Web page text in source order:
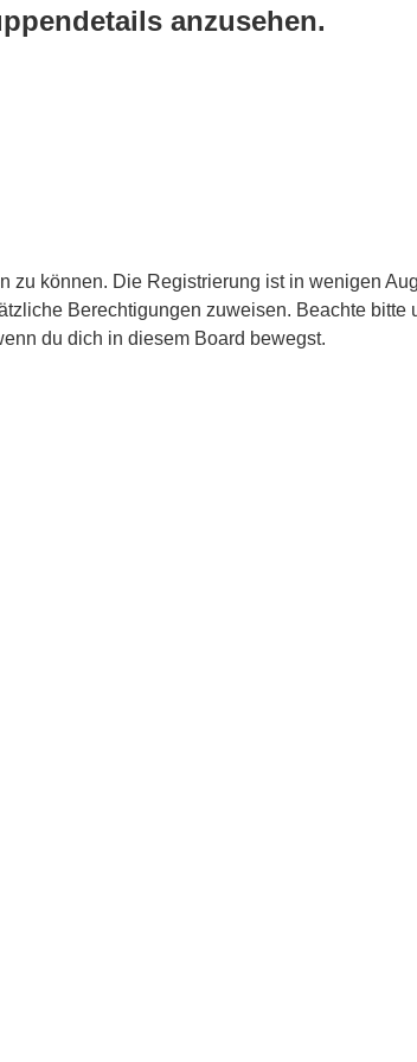
anzusehen.
zu können. Die Registrierung ist in wenigen
Berechtigungen zuweisen. Beachte
du dich in diesem Board bewegst.